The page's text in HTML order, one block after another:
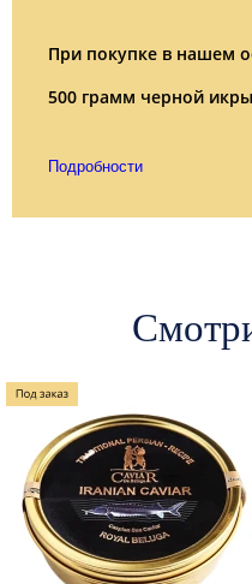
При покупке в нашем
500 грамм черной
Подробности